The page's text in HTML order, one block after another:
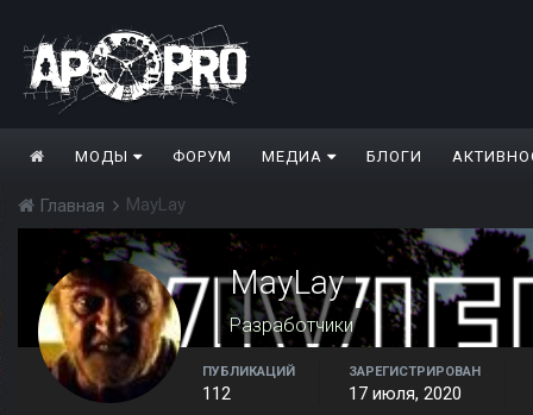
МОДЫ ФОРУМ МЕДИА БЛОГИ
Главная MayLay
MayLay
Разработчики
ПУБЛИКАЦИЙ
112
ЗАРЕГИСТРИРОВАН
17 июля, 2020